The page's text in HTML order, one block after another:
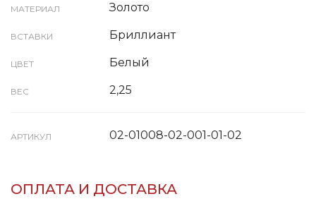
МАТЕРИАЛ Золото
ВСТАВКИ Бриллиант
ЦВЕТ Белый
ВЕС 2,25
АРТИКУЛ 02-01008-02-001-01-02
ОПЛАТА И ДОСТАВКА